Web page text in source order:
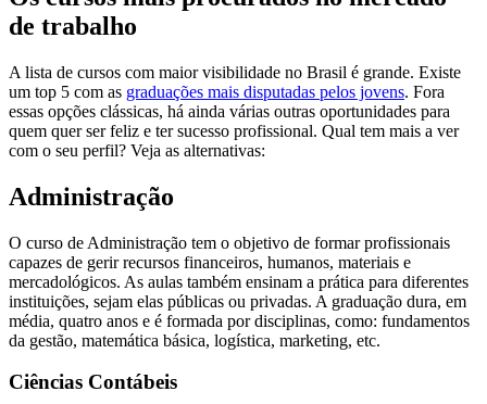
de trabalho
A lista de cursos com maior visibilidade no Brasil é grande. Existe
um top 5 com as graduações mais disputadas pelos jovens. Fora
essas opções clássicas, há ainda várias outras oportunidades para
quem quer ser feliz e ter sucesso profissional. Qual tem mais a ver
com o seu perfil? Veja as alternativas:
Administração
O curso de Administração tem o objetivo de formar profissionais
capazes de gerir recursos financeiros, humanos, materiais e
mercadológicos. As aulas também ensinam a prática para diferentes
instituições, sejam elas públicas ou privadas. A graduação dura, em
média, quatro anos e é formada por disciplinas, como: fundamentos
da gestão, matemática básica, logística, marketing, etc.
Ciências Contábeis